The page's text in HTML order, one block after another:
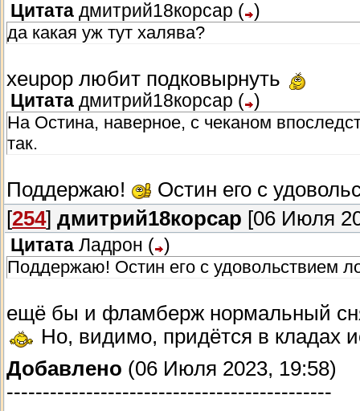
Цитата дмитрий18корсар ( )
да какая уж тут халява?
xeupop любит подковырнуть
Цитата дмитрий18корсар ( )
На Остина, наверное, с чеканом
так.
Поддержаю!
Остин его с
[254] дмитрий18корсар [06 Июля
Цитата Ладрон ( )
Поддержаю! Остин его с удовольствием
ещё бы и фламберж нормальный
Но, видимо, придётся в кладах
Добавлено (06 Июля 2023, 19:58)
---------------------------------------------